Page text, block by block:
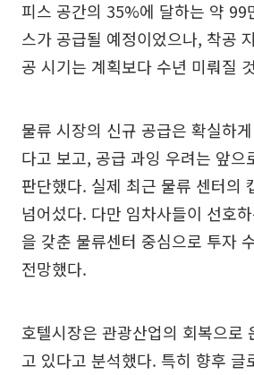
피스 공간의 35%에 달하는 약 99
스가 공급될 예정이었으나, 착공
공 시기는 계획보다 수년 미뤄질
물류 시장의 신규 공급은 확실하
다고 보고, 공급 과잉 우려는 앞으
판단했다. 실제 최근 물류 센터의
넘어섰다. 다만 임차사들이 선호
을 갖춘 물류센터 중심으로 투자
전망했다.
호텔시장은 관광산업의 회복으로
고 있다고 분석했다. 특히 향후 글